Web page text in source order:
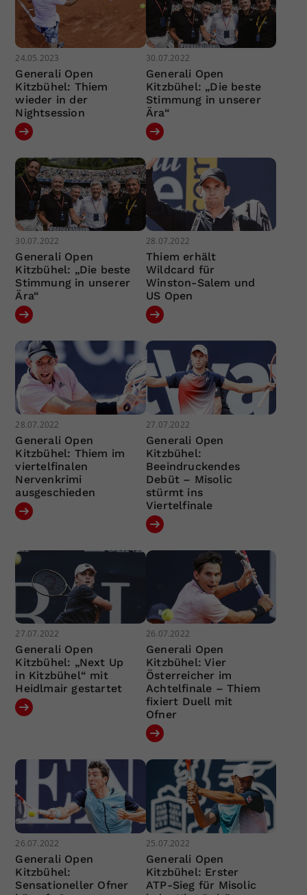
24.05.2023
Generali Open
Kitzbühel: Thiem
wieder in der
Nightsession
30.07.2022
Generali Open
Kitzbühel: „Die beste
Stimmung in unserer
Ära“
30.07.2022
Generali Open
Kitzbühel: „Die beste
Stimmung in unserer
Ära“
28.07.2022
Thiem erhält
Wildcard für
Winston-Salem und
US Open
28.07.2022
Generali Open
Kitzbühel: Thiem im
viertelfinalen
Nervenkrimi
ausgeschieden
27.07.2022
Generali Open
Kitzbühel:
Beeindruckendes
Debüt – Misolic
stürmt ins
Viertelfinale
27.07.2022
Generali Open
Kitzbühel: „Next Up
in Kitzbühel“ mit
Heidlmair gestartet
26.07.2022
Generali Open
Kitzbühel: Vier
Österreicher im
Achtelfinale – Thiem
fixiert Duell mit
Ofner
26.07.2022
Generali Open
Kitzbühel:
Sensationeller Ofner
25.07.2022
Generali Open
Kitzbühel: Erster
ATP-Sieg für Misolic